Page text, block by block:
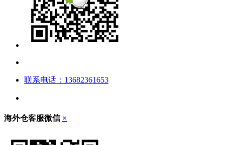
联系电话：13682361653
海外仓客服微信 ×